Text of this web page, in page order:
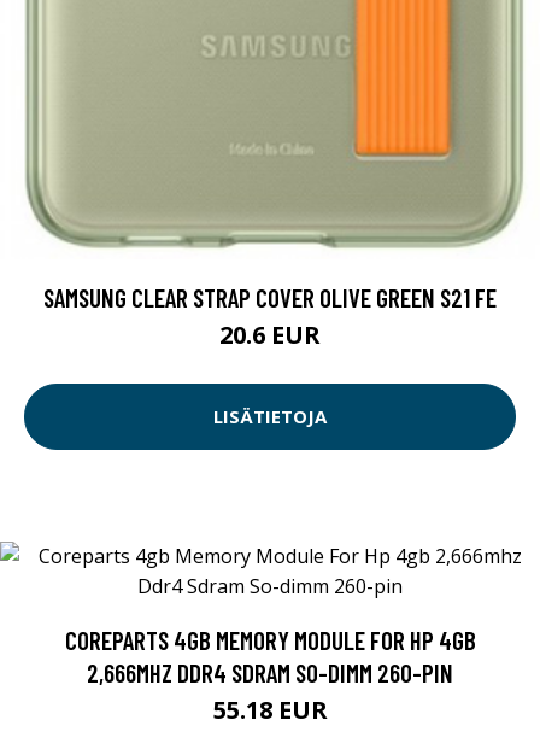
SAMSUNG CLEAR STRAP COVER OLIVE GREEN S21 FE
20.6 EUR
LISÄTIETOJA
COREPARTS 4GB MEMORY MODULE FOR HP 4GB
2,666MHZ DDR4 SDRAM SO-DIMM 260-PIN
55.18 EUR